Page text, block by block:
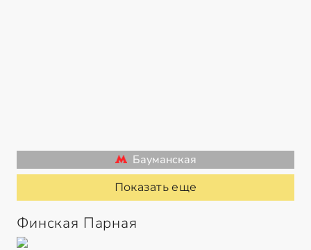
Бауманская
Показать еще
Финская Парная